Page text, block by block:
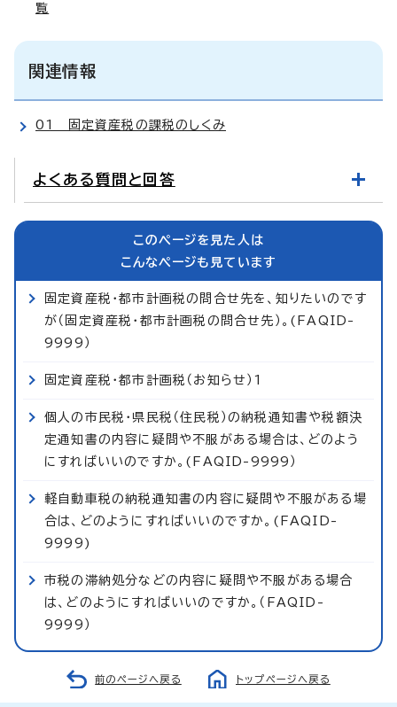
覧
関連情報
01 固定資産税の課税のしくみ
よくある質問と回答
このページを見た人は
こんなページも見ています
固定資産税・都市計画税の問合せ先を、知りたいのです
が（固定資産税・都市計画税の問合せ先）。(FAQID-
9999）
固定資産税・都市計画税（お知らせ）1
個人の市民税・県民税（住民税）の納税通知書や税額決
定通知書の内容に疑問や不服がある場合は、どのよう
にすればいいのですか。(FAQID-9999）
軽自動車税の納税通知書の内容に疑問や不服がある場
合は、どのようにすればいいのですか。(FAQID-
9999)
市税の滞納処分などの内容に疑問や不服がある場合
は、どのようにすればいいのですか。（FAQID-
9999）
前のページへ戻る トップページへ戻る